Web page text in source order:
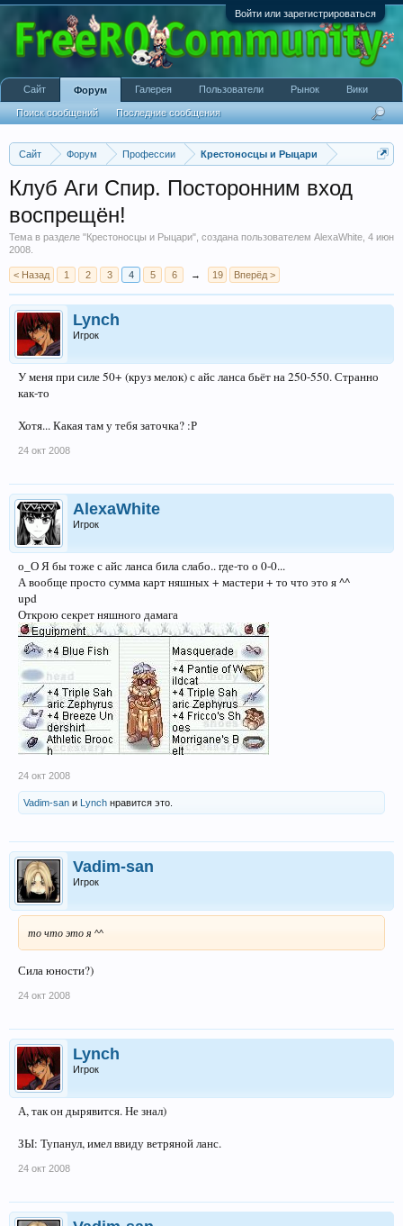
Войти или зарегистрироваться
Сайт Форум Профессии Крестоносцы и Рыцари
Клуб Аги Спир. Посторонним вход
воспрещён!
Тема в разделе "Крестоносцы и Рыцари", создана пользователем AlexaWhite 4 июн
2008
< Назад 1 2 3 4 5 6 → 19 Вперёд >
Lynch
Игрок
У меня при силе 50+ (круз мелок) с айс ланса бьёт на 250-550. Странно
как-то
Хотя... Какая там у тебя заточка? :Р
24 окт 2008
AlexaWhite
Игрок
о_О Я бы тоже с айс ланса била слабо.. где-то о 0-0...
А вообще просто сумма карт няшных + мастери + то что это я ^^
upd
Открою секрет няшного дамага
24 окт 2008
Vadim-san и Lynch нравится это.
Vadim-san
Игрок
то что это я ^^
Сила юности?)
24 окт 2008
Lynch
Игрок
А, так он дырявится. Не знал)
ЗЫ: Тупанул, имел ввиду ветряной ланс.
24 окт 2008
Сайт Форум
Поиск сообщений Последние сообщения
Галерея Пользователи Рынок Вики